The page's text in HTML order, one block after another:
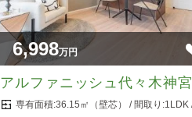
6,998万円
アルファニッシュ代々木神宮
36.15㎡（壁芯）
1LDK